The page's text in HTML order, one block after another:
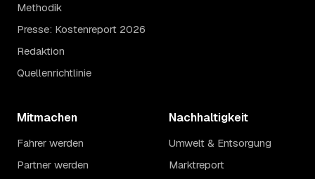
Methodik
Presse: Kostenreport 2026
Redaktion
Quellenrichtlinie
Mitmachen
Fahrer werden
Partner werden
Nachhaltigkeit
Umwelt & Entsorgung
Marktreport